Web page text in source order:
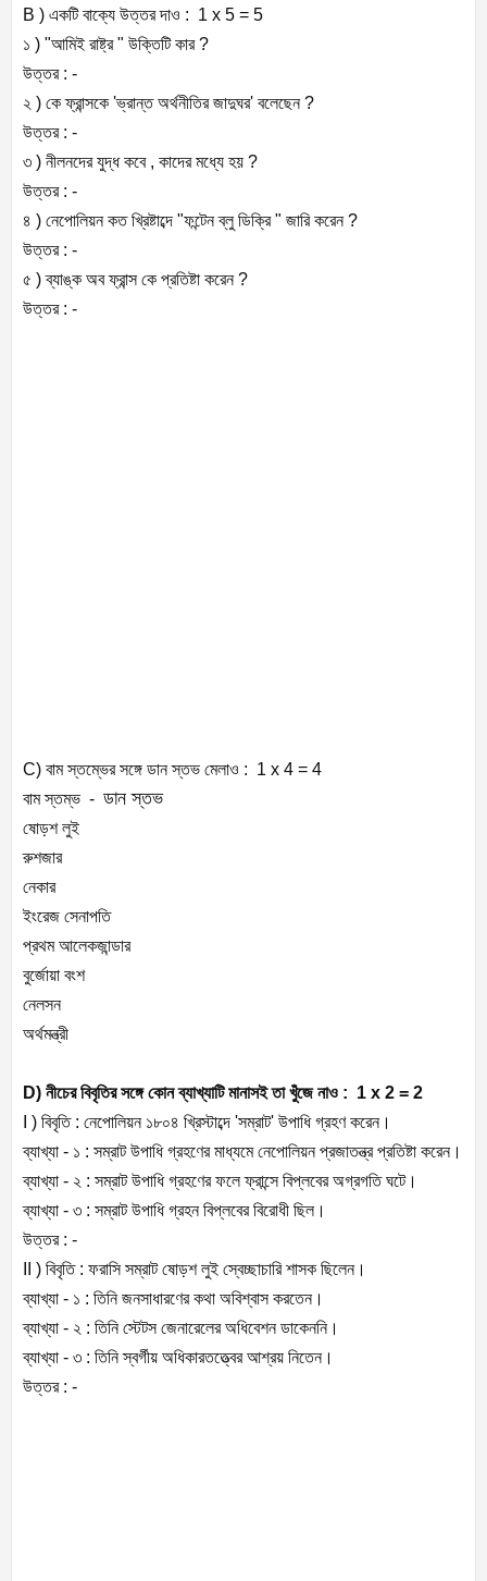
B ) একটি বাক্যে উত্তর দাও : 1 x 5 = 5
১ ) "আমিই রাষ্ট্র " উক্তিটি কার ?
উত্তর : -
২ ) কে ফ্রান্সকে 'ভ্রান্ত অর্থনীতির জাদুঘর' বলেছেন ?
উত্তর : -
৩ ) নীলনদের যুদ্ধ কবে , কাদের মধ্যে হয় ?
উত্তর : -
৪ ) নেপোলিয়ন কত খ্রিষ্টাব্দে "ফন্টেন ব্লু ডিক্রি " জারি করেন ?
উত্তর : -
৫ ) ব্যাঙ্ক অব ফ্রান্স কে প্রতিষ্টা করেন ?
উত্তর : -
C) বাম স্তম্ভের সঙ্গে ডান স্তভ মেলাও : 1 x 4 = 4
বাম স্তম্ভ - ডান স্তভ
ষোড়শ লুই
রুশজার
নেকার
ইংরেজ সেনাপতি
প্রথম আলেকজান্ডার
বুর্জোয়া বংশ
নেলসন
অর্থমন্ত্রী
D) নীচের বিবৃতির সঙ্গে কোন ব্যাখ্যাটি মানাসই তা খুঁজে নাও : 1 x 2 = 2
I ) বিবৃতি : নেপোলিয়ন ১৮০৪ খ্রিস্টাব্দে 'সম্রাট' উপাধি গ্রহণ করেন।
ব্যাখ্যা - ১ : সম্রাট উপাধি গ্রহণের মাধ্যমে নেপোলিয়ন প্রজাতন্ত্র প্রতিষ্টা করেন।
ব্যাখ্যা - ২ : সম্রাট উপাধি গ্রহণের ফলে ফ্রান্সে বিপ্লবের অগ্রগতি ঘটে।
ব্যাখ্যা - ৩ : সম্রাট উপাধি গ্রহন বিপ্লবের বিরোধী ছিল।
উত্তর : -
II ) বিবৃতি : ফরাসি সম্রাট ষোড়শ লুই স্বেচ্ছাচারি শাসক ছিলেন।
ব্যাখ্যা - ১ : তিনি জনসাধারণের কথা অবিশ্বাস করতেন।
ব্যাখ্যা - ২ : তিনি স্টেটস জেনারেলের অধিবেশন ডাকেননি।
ব্যাখ্যা - ৩ : তিনি স্বর্গীয় অধিকারতত্ত্বের আশ্রয় নিতেন।
উত্তর : -